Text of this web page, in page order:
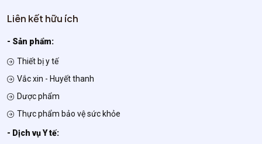
Liên kết hữu ích
- Sản phẩm:
Thiết bị y tế
Vắc xin - Huyết thanh
Dược phẩm
Thực phẩm bảo vệ sức khỏe
- Dịch vụ Y tế: